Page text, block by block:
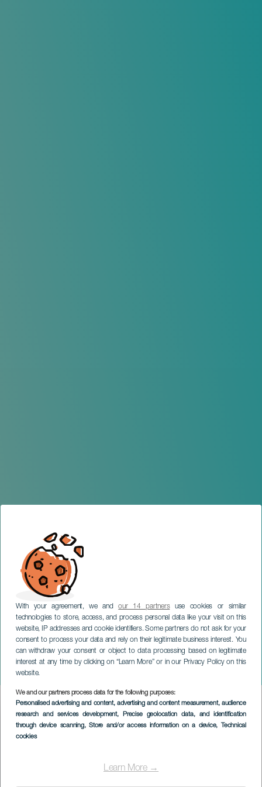
With your agreement, we andour 14 partnersuse cookies or similar
technologies to store, access, and process personal data like your visit on this
website, IP addresses and cookie identifiers. Some partners do not ask for your
consent to process your data and rely on their legitimate business interest. You
can withdraw your consent or object to data processing based on legitimate
interest at any time by clicking on “Learn More” or in our Privacy Policy on this
website.
We and our partners process data for the following purposes:
Personalised advertising and content, advertising and content measurement, audience
research and services development, Precise geolocation data, and identification
through device scanning, Store and/or access information on a device, Technical
cookies
Learn More →
Jorge Bolaños: Perreando
- Reíslas
TENERIFE
Imagen
Listado